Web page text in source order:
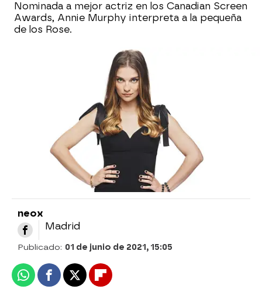
Nominada a mejor actriz en los Canadian Screen
Awards, Annie Murphy interpreta a la pequeña
de los Rose.
neox
Madrid
Publicado: 01 de junio de 2021, 15:05
WhatsappFacebook
X Flipboard